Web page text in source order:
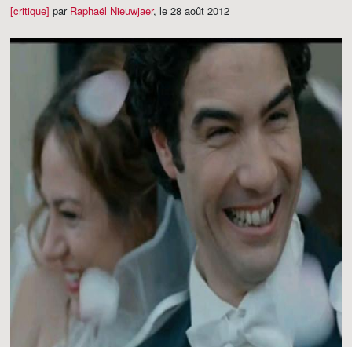
[critique] par Raphaël Nieuwjaer, le 28 août 2012